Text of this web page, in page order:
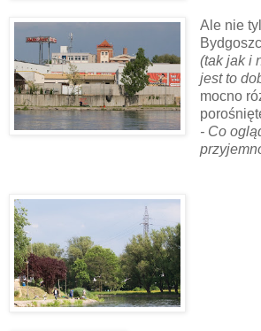
Ale nie
(tak jak i
jest to
mocno
- Co